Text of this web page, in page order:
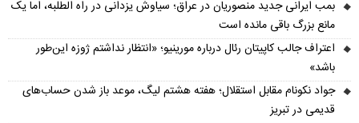
بمب ایرانی جدید منصوریان در عراق؛ سیاوش یزدانی در راه الطلبه، اما یک
مانع بزرگ باقی مانده است
اعتراف جالب کاپیتان رئال درباره مورینیو؛ «انتظار نداشتم ژوزه این‌طور
باشد»
جواد نکونام مقابل استقلال؛ هفته هشتم لیگ، موعد باز شدن حساب‌های
قدیمی در تبریز